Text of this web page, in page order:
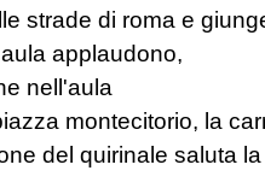
strade di roma e
applaudono,
nell'aula
montecitorio, la
del quirinale saluta